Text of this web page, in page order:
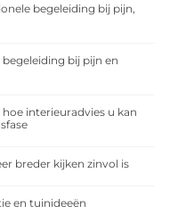
begeleiding bij pijn,
bij pijn en
interieuradvies u kan
breder kijken zinvol is
en tuinideeën